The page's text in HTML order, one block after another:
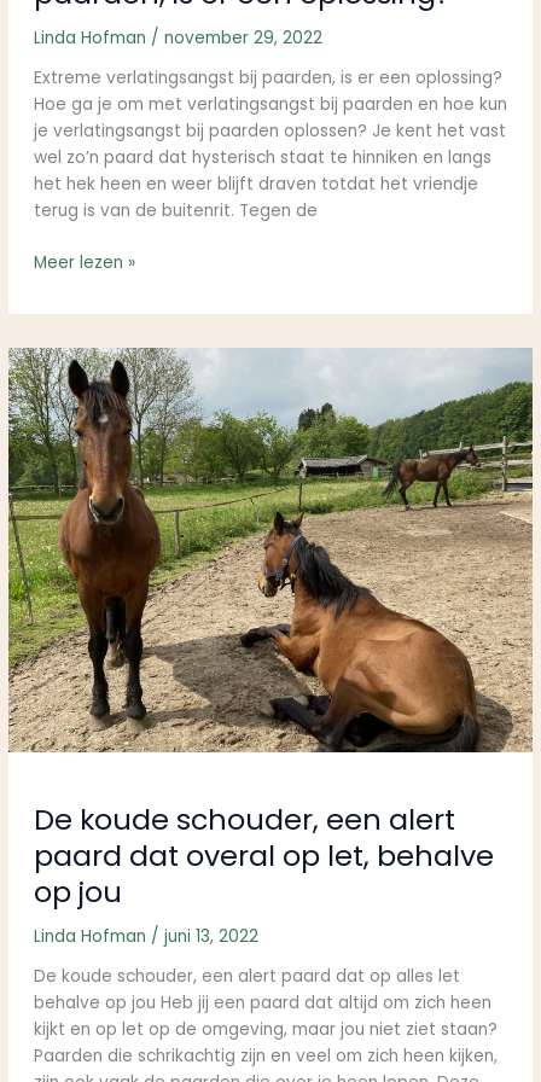
Linda Hofman / november 29, 2022
Extreme verlatingsangst bij paarden, is er een oplossing?
Hoe ga je om met verlatingsangst bij paarden en hoe kun
je verlatingsangst bij paarden oplossen? Je kent het vast
wel zo’n paard dat hysterisch staat te hinniken en langs
het hek heen en weer blijft draven totdat het vriendje
terug is van de buitenrit. Tegen de
Meer lezen »
De koude schouder, een alert
paard dat overal op let, behalve
op jou
Linda Hofman / juni 13, 2022
De koude schouder, een alert paard dat op alles let
behalve op jou Heb jij een paard dat altijd om zich heen
kijkt en op let op de omgeving, maar jou niet ziet staan?
Paarden die schrikachtig zijn en veel om zich heen kijken,
De
koude
schouder,
een
alert
paard
dat
overal
op
let,
behalve
op
jou